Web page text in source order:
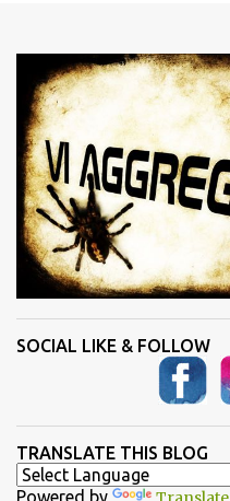
n
t
i
SOCIAL LIKE & FOLLOW
TRANSLATE THIS BLOG
Powered by